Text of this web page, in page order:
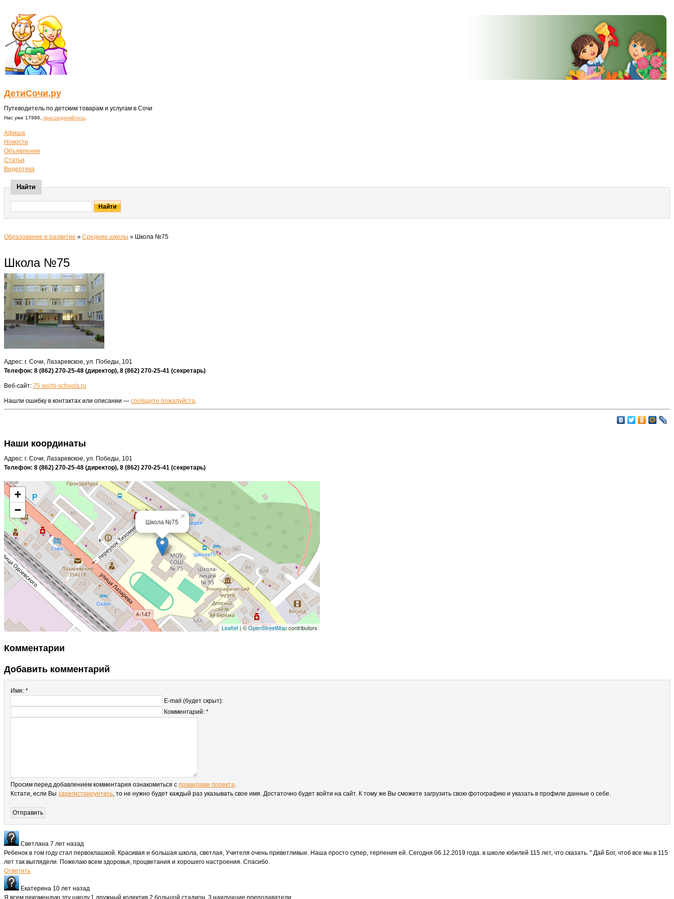
ДетиСочи.ру
Путеводитель по детским товарам и услугам в Сочи
Нас уже 17986, присоединяйтесь
Афиша
Новости
Объявления
Статьи
Видеотека
Найти
Образование и развитие » Средние школы » Школа №75
Школа №75
Адрес: г. Сочи, Лазаревское, ул. Победы, 101
Телефон: 8 (862) 270-25-48 (директор), 8 (862) 270-25-41 (секретарь)
Веб-сайт: 75.sochi-schools.ru
Нашли ошибку в контактах или описании — сообщите пожалуйста.
Наши координаты
Адрес: г. Сочи, Лазаревское, ул. Победы, 101
Телефон: 8 (862) 270-25-48 (директор), 8 (862) 270-25-41 (секретарь)
Школа №75
×
+
−
Leaflet | ©OpenStreetMapcontributors
Комментарии
Добавить комментарий
Имя: *
E-mail (будет скрыт):
Комментарий: *
Просим перед добавлением комментария ознакомиться с правилами проекта.
Кстати, если Вы зарегистрируетесь, то не нужно будет каждый раз указывать свое имя. Достаточно будет войти на сайт. К тому же Вы сможете загрузить свою фотографию и указать в профиле данные о себе.
Светлана 7 лет назад
Ребенок в том году стал первоклашкой. Красивая и большая школа, светлая, Учителя очень приветливые. Наша просто супер, терпения ей. Сегодня 06.12.2019 года. в школе юбилей 115 лет, что сказать. " Дай Бог, чтоб все мы в 115
лет так выглядели. Пожелаю всем здоровья, процветания и хорошего настроения. Спасибо.
Ответить
Екатерина 10 лет назад
Я всем рекомендую эту школу.1 дружный колектив,2 большой стадион ,3 наилучшие преподаватели ...